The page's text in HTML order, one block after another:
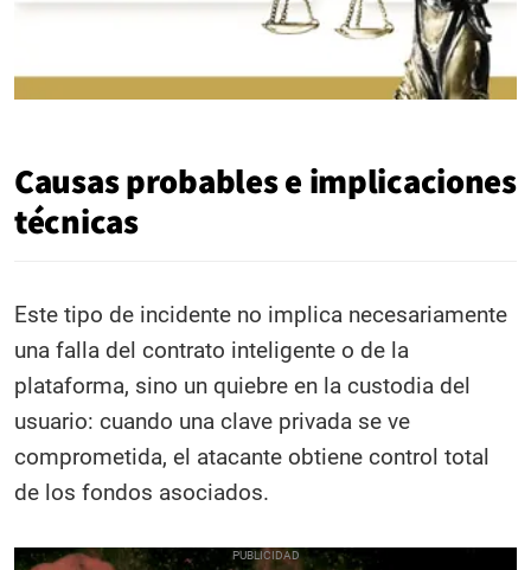
Causas probables e implicaciones
técnicas
Este tipo de incidente no implica necesariamente
una falla del contrato inteligente o de la
plataforma, sino un quiebre en la custodia del
usuario: cuando una clave privada se ve
comprometida, el atacante obtiene control total
de los fondos asociados.